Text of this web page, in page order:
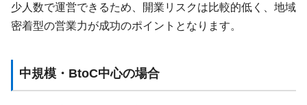
少人数で運営できるため、開業リスクは比較的低く、地域
密着型の営業力が成功のポイントとなります。
中規模・BtoC中心の場合